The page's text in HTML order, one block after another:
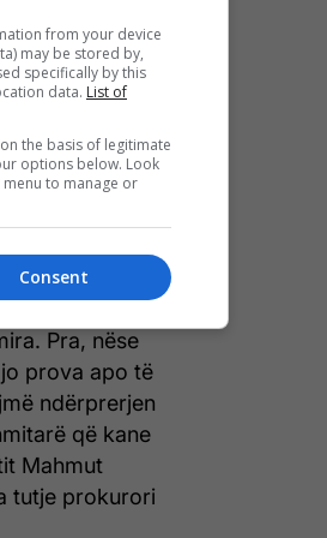
nuk
se duke u
në fillimin e
janë
paraqitura
Pra, nëse
prova apo të
ndërprerjen
që kane
Mahmut
tutje prokurori
from your device
may be stored by,
specifically by this
data. List of
the basis of legitimate
options below. Look
to manage or
Consent